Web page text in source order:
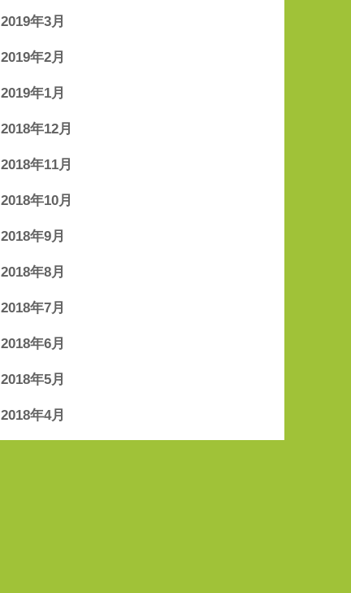
2019年3月
2019年2月
2019年1月
2018年12月
2018年11月
2018年10月
2018年9月
2018年8月
2018年7月
2018年6月
2018年5月
2018年4月